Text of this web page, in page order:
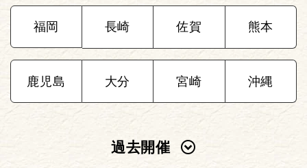
福岡 長崎 佐賀 熊本
鹿児島 大分 宮崎 沖縄
過去開催